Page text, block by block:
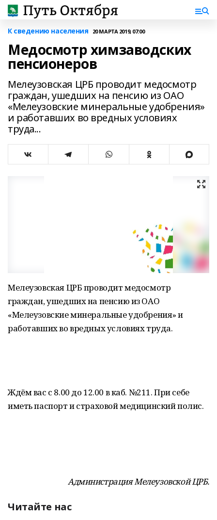
К сведению населения 20 МАРТА 2019, 07:00
Медосмотр химзаводских
пенсионеров
Мелеузовская ЦРБ проводит медосмотр
граждан, ушедших на пенсию из ОАО
«Мелеузовские минеральные удобрения»
и работавших во вредных условиях
труда...
Мелеузовская ЦРБ проводит медосмотр
граждан, ушедших на пенсию из ОАО
«Мелеузовские минеральные удобрения» и
работавших во вредных условиях труда.
Ждём вас с 8.00 до 12.00 в каб. №211. При себе
иметь паспорт и страховой медицинский полис.
Администрация Мелеузовской ЦРБ.
Читайте нас